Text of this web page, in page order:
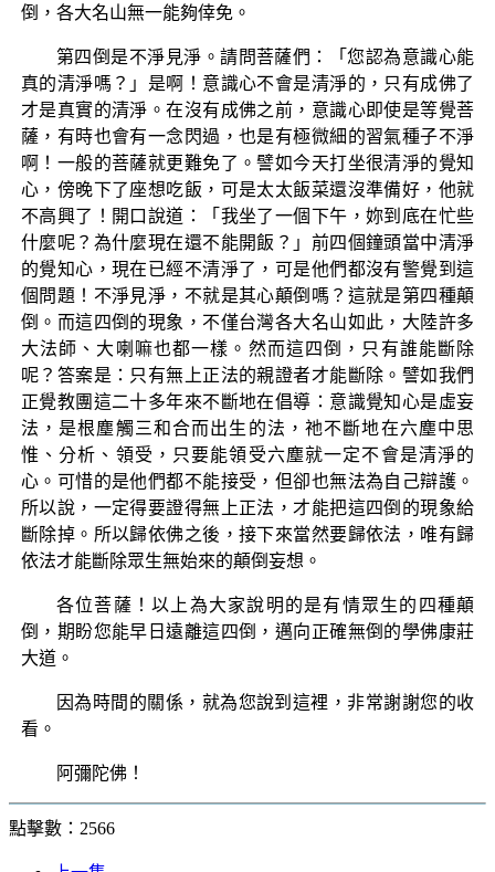
倒，各大名山無一能夠倖免。
第四倒是不淨見淨。請問菩薩們：「您認為意識心能
真的清淨嗎？」是啊！意識心不會是清淨的，只有成佛了
才是真實的清淨。在沒有成佛之前，意識心即使是等覺菩
薩，有時也會有一念閃過，也是有極微細的習氣種子不淨
啊！一般的菩薩就更難免了。譬如今天打坐很清淨的覺知
心，傍晚下了座想吃飯，可是太太飯菜還沒準備好，他就
不高興了！開口說道：「我坐了一個下午，妳到底在忙些
什麼呢？為什麼現在還不能開飯？」前四個鐘頭當中清淨
的覺知心，現在已經不清淨了，可是他們都沒有警覺到這
個問題！不淨見淨，不就是其心顛倒嗎？這就是第四種顛
倒。而這四倒的現象，不僅台灣各大名山如此，大陸許多
大法師、大喇嘛也都一樣。然而這四倒，只有誰能斷除
呢？答案是：只有無上正法的親證者才能斷除。譬如我們
正覺教團這二十多年來不斷地在倡導：意識覺知心是虛妄
法，是根塵觸三和合而出生的法，祂不斷地在六塵中思
惟、分析、領受，只要能領受六塵就一定不會是清淨的
心。可惜的是他們都不能接受，但卻也無法為自己辯護。
所以說，一定得要證得無上正法，才能把這四倒的現象給
斷除掉。所以歸依佛之後，接下來當然要歸依法，唯有歸
依法才能斷除眾生無始來的顛倒妄想。
各位菩薩！以上為大家說明的是有情眾生的四種顛
倒，期盼您能早日遠離這四倒，邁向正確無倒的學佛康莊
大道。
因為時間的關係，就為您說到這裡，非常謝謝您的收
看。
阿彌陀佛！
點擊數：2566